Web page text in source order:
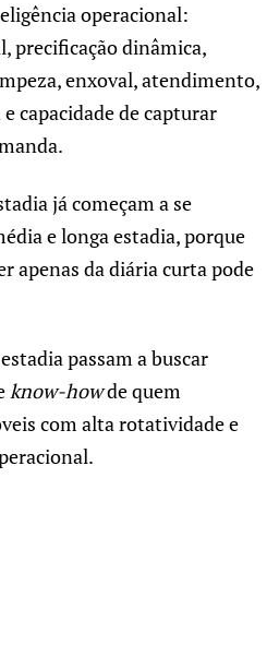
operacional:
precificação dinâmica,
enxoval, atendimento,
capacidade de capturar
já começam a se
e longa estadia, porque
apenas da diária curta pode
passam a buscar
know-howde quem
com alta rotatividade e